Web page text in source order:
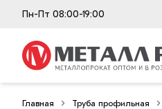
Пн-Пт 08:00-19:00
Главная Труба профильная